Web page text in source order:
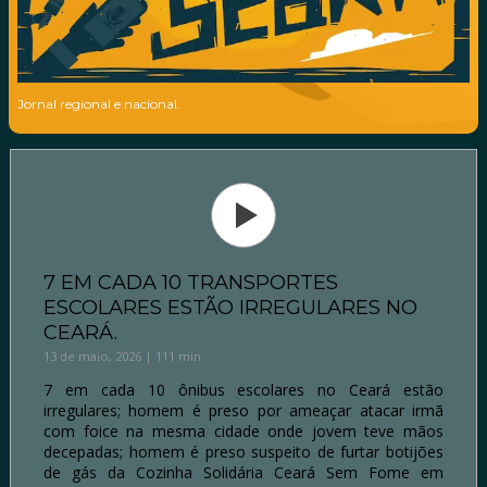
Jornal regional e nacional.
7 EM CADA 10 TRANSPORTES
ESCOLARES ESTÃO IRREGULARES NO
CEARÁ.
13 de maio, 2026 | 111 min
7 em cada 10 ônibus escolares no Ceará estão
irregulares; homem é preso por ameaçar atacar irmã
com foice na mesma cidade onde jovem teve mãos
decepadas; homem é preso suspeito de furtar botijões
de gás da Cozinha Solidária Ceará Sem Fome em